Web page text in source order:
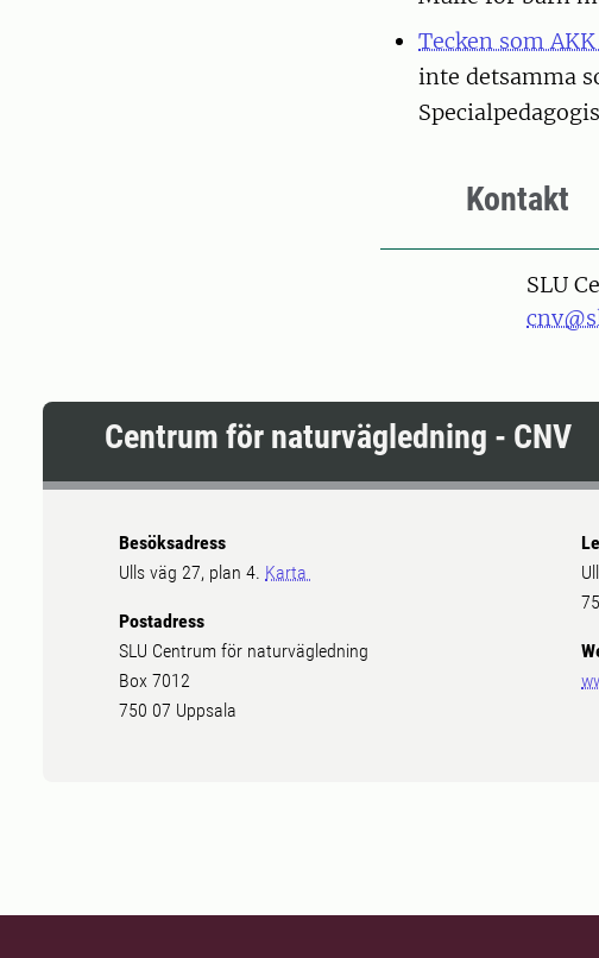
Tecken som
inte detsamma
Kontakt
SLU
Centrum för naturvägledning - CNV
Besöksadress
Ulls väg 27, plan 4. Karta
Postadress
SLU Centrum för naturvägledning
Box 7012
750 07 Uppsala